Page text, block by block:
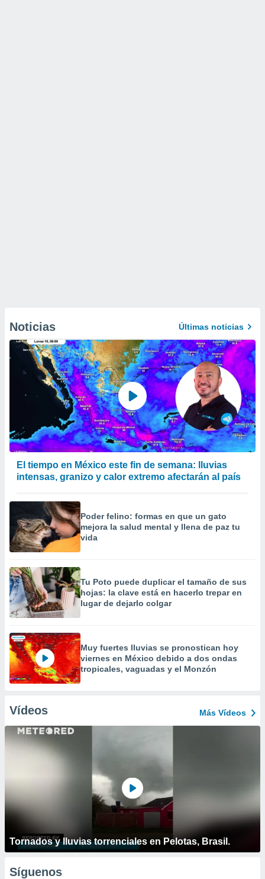
Noticias Últimas noticias
El tiempo en México este fin de semana: lluvias
intensas, granizo y calor extremo afectarán al país
Poder felino: formas en que un gato
mejora la salud mental y llena de paz tu
vida
Tu Poto puede duplicar el tamaño de sus
hojas: la clave está en hacerlo trepar en
lugar de dejarlo colgar
Muy fuertes lluvias se pronostican hoy
viernes en México debido a dos ondas
tropicales, vaguadas y el Monzón
Vídeos Más Vídeos
Tornados y lluvias torrenciales en Pelotas, Brasil.
Síguenos